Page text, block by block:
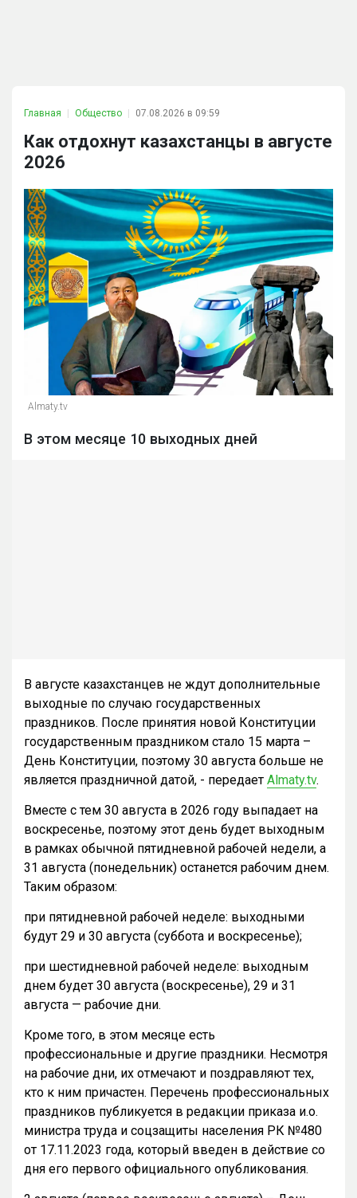
Главная Общество 07.08.2026 в 09:59
Как отдохнут казахстанцы в августе
2026
Almaty.tv
В этом месяце 10 выходных дней
В августе казахстанцев не ждут дополнительные
выходные по случаю государственных
праздников. После принятия новой Конституции
государственным праздником стало 15 марта –
День Конституции, поэтому 30 августа больше не
является праздничной датой, - передает Almaty.tv.
Вместе с тем 30 августа в 2026 году выпадает на
воскресенье, поэтому этот день будет выходным
в рамках обычной пятидневной рабочей недели, а
31 августа (понедельник) останется рабочим днем.
Таким образом:
при пятидневной рабочей неделе: выходными
будут 29 и 30 августа (суббота и воскресенье);
при шестидневной рабочей неделе: выходным
днем будет 30 августа (воскресенье), 29 и 31
августа — рабочие дни.
Кроме того, в этом месяце есть
профессиональные и другие праздники. Несмотря
на рабочие дни, их отмечают и поздравляют тех,
кто к ним причастен. Перечень профессиональных
праздников публикуется в редакции приказа и.о.
министра труда и соцзащиты населения РК №480
от 17.11.2023 года, который введен в действие со
дня его первого официального опубликования.